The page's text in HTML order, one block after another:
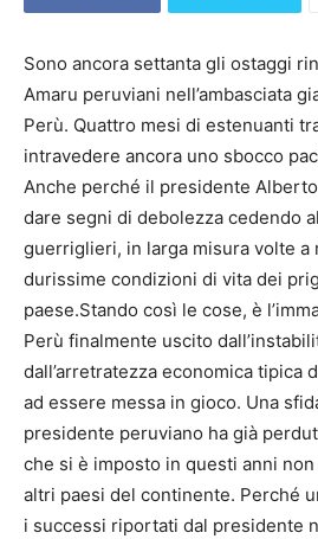
Sono ancora settanta gli ostaggi
Amaru peruviani nell’ambasciata
Perù. Quattro mesi di estenuanti
intravedere ancora uno sbocco
Anche perché il presidente
dare segni di debolezza cedendo
guerriglieri, in larga misura volte a
durissime condizioni di vita dei
paese.Stando così le cose, è
Perù finalmente uscito
dall’arretratezza economica tipica
ad essere messa in gioco. Una
presidente peruviano ha già
che si è imposto in questi anni
altri paesi del continente. Perché
i successi riportati dal presidente